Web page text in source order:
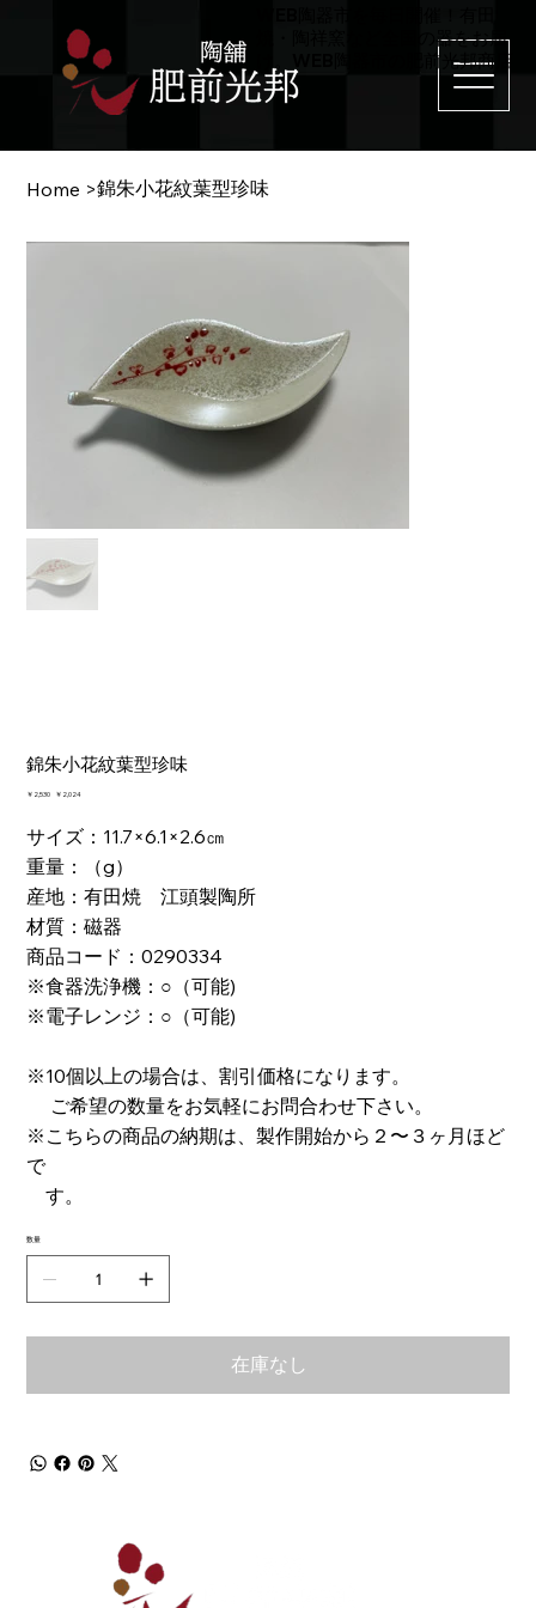
焼・陶祥窯など全国の器をお届
け。WEB陶器市の肥前光邦商店
Home >錦朱小花紋葉型珍味
錦朱小花紋葉型珍味
元
価
格
￥2,530
セ
ル
価
格
￥2,024
サイズ：11.7×6.1×2.6㎝
重量：（g）
産地：有田焼 江頭製陶所
材質：磁器
商品コード：0290334
※食器洗浄機：○（可能)
※電子レンジ：○（可能)
※10個以上の場合は、割引価格になります。
ご希望の数量をお気軽にお問合わせ下さい。
※こちらの商品の納期は、製作開始から２〜３ヶ月ほど
で
す。
数量
在庫なし